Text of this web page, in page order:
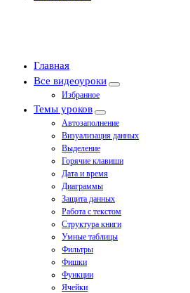
Главная
Все видеоуроки
Избранное
Темы уроков
Автозаполнение
Визуализация данных
Выделение
Горячие клавиши
Дата и время
Диаграммы
Защита данных
Работа с текстом
Структура книги
Умные таблицы
Фильтры
Фишки
Функции
Ячейки